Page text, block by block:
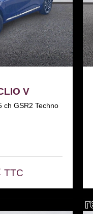
V
ch GSR2 Techno
TTC